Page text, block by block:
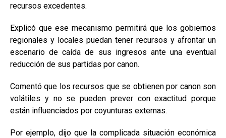
recursos excedentes.
Explicó que ese mecanismo permitirá que los gobiernos
regionales y locales puedan tener recursos y afrontar un
escenario de caída de sus ingresos ante una eventual
reducción de sus partidas por canon.
Comentó que los recursos que se obtienen por canon son
volátiles y no se pueden prever con exactitud porque
están influenciados por coyunturas externas.
Por ejemplo, dijo que la complicada situación económica